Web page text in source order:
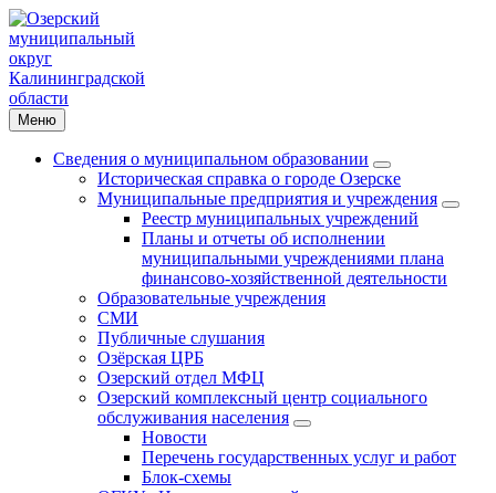
Меню
Сведения о муниципальном образовании
Историческая справка о городе Озерске
Муниципальные предприятия и учреждения
Реестр муниципальных учреждений
Планы и отчеты об исполнении
муниципальными учреждениями плана
финансово-хозяйственной деятельности
Образовательные учреждения
СМИ
Публичные слушания
Озёрская ЦРБ
Озерский отдел МФЦ
Озерский комплексный центр социального
обслуживания населения
Новости
Перечень государственных услуг и работ
Блок-схемы